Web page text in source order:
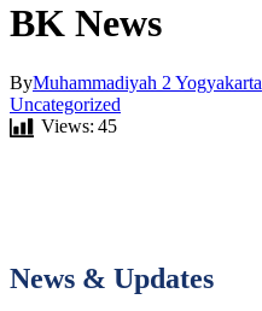
BK News
ByMuhammadiyah 2 Yogyakarta
Uncategorized
Views: 45
News & Updates